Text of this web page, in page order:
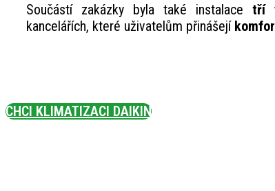
Součástí zakázky byla také instalace tří
kancelářích, které uživatelům přinášejí
CHCI KLIMATIZACI DAIKIN